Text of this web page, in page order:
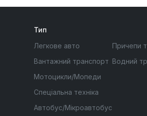
Тип
Легкове авто
Вантажний транспорт
Мотоцикли/Мопеди
Спеціальна техніка
Автобус/Мікроавтобус
Причепи
Водний